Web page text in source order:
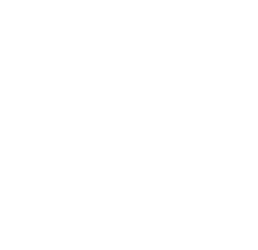
o server), è
senza rinunciare alla